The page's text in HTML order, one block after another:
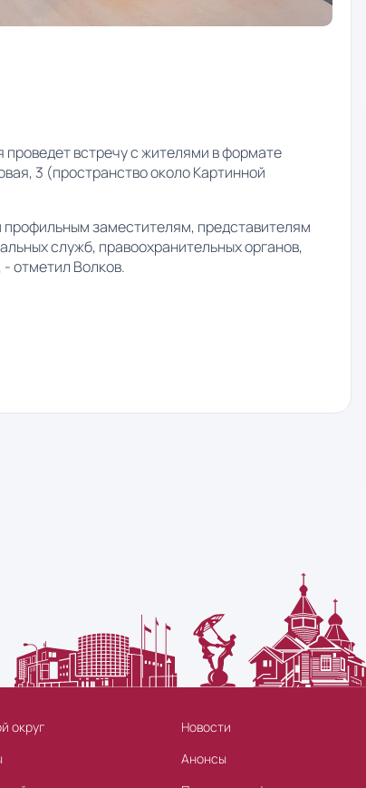
встречу с жителями в формате
3 (пространство около Картинной
заместителям, представителям
служб, правоохранительных органов,
отметил Волков.
округ
Новости
Анонсы